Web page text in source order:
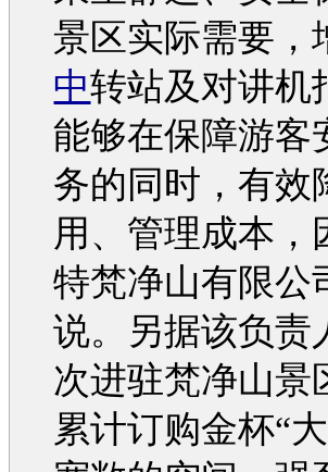
景区实际需要，
中转站及对讲机
能够在保障游客
务的同时，有效
用、管理成本，
特梵净山有限公
说。另据该负责
次进驻梵净山景
累计订购金杯“大